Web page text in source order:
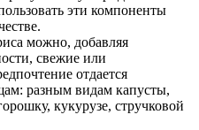
эти компоненты
можно, добавляя
свежие или
отдается
разным видам капусты,
кукурузе, стручковой